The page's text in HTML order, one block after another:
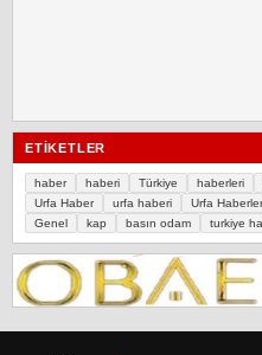
ETIKETLER
haber haberi Türkiye haberleri
Urfa Haber
urfa haberi Urfa
Genel
kap basın odam turkiye